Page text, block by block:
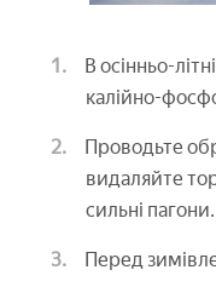
В осінньо-
калійно-
Проводьте
видаляйте
сильні пагони.
Перед